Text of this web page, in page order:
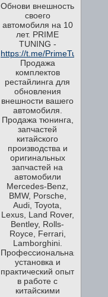
Обнови внешность
своего
автомобиля на 10
лет. PRIME
TUNING -
https://t.me/PrimeTuning.
Продажа
комплектов
рестайлинга для
обновления
внешности вашего
автомобиля.
Продажа тюнинга,
запчастей
китайского
производства и
оригинальных
запчастей на
автомобили
Mercedes-Benz,
BMW, Porsche,
Audi, Toyota,
Lexus, Land Rover,
Bentley, Rolls-
Royce, Ferrari,
Lamborghini.
Профессиональная
установка и
практический опыт
в работе с
китайскими